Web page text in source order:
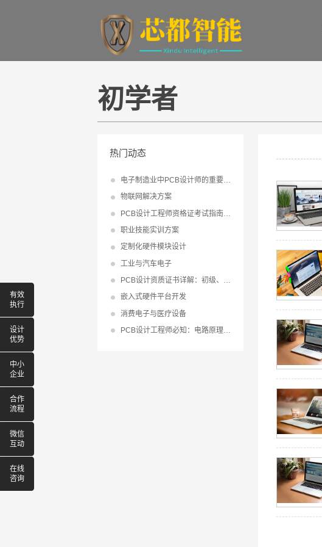
初学者
热门动态
电子制造业中PCB设计师的重要地位及职业前景介绍
物联网解决方案
职业技能实训方案
定制化硬件模块设计
工业与汽车电子
PCB设计资质证书详解：初级、中级、高级等级及其在
嵌入式硬件平台开发
消费电子与医疗设备
PCB设计工程师必知：电路原理基础与学习要点全解析
有效
执行
设计
优势
中小
企业
合作
流程
微信
互动
在线
咨询